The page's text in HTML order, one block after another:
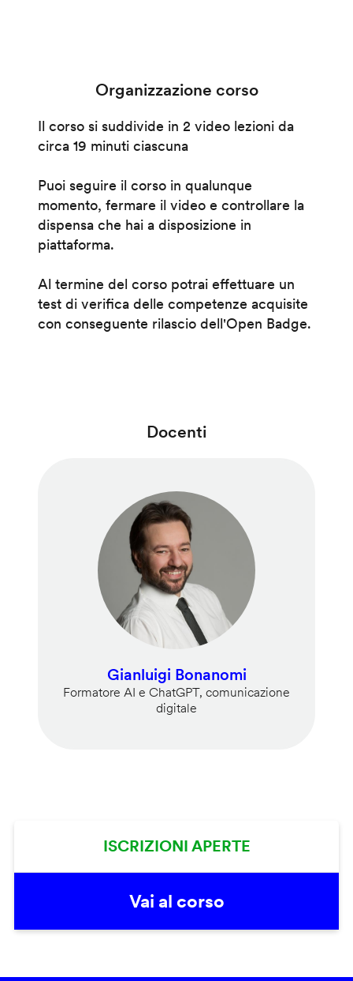
Organizzazione corso
Il corso si suddivide in 2 video lezioni da
circa 19 minuti ciascuna
Puoi seguire il corso in qualunque
momento, fermare il video e controllare la
dispensa che hai a disposizione in
piattaforma.
Al termine del corso potrai effettuare un
test di verifica delle competenze acquisite
con conseguente rilascio dell'Open Badge.
Docenti
Gianluigi Bonanomi
Formatore AI e ChatGPT, comunicazione
digitale
ISCRIZIONI APERTE
Vai al corso